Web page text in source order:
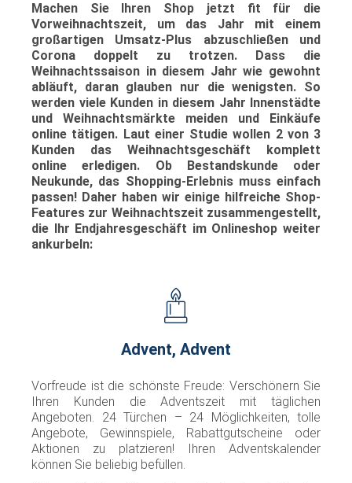
Machen Sie Ihren Shop jetzt fit für die
Vorweihnachtszeit, um das Jahr mit einem
großartigen Umsatz-Plus abzuschließen und
Corona doppelt zu trotzen.
Dass die
Weihnachtssaison in diesem Jahr wie gewohnt
abläuft, daran glauben nur die wenigsten. So
werden viele Kunden in diesem Jahr Innenstädte
und Weihnachtsmärkte meiden und Einkäufe
online tätigen. Laut einer Studie wollen 2 von 3
Kunden das Weihnachtsgeschäft komplett
online erledigen. Ob Bestandskunde oder
Neukunde, das Shopping-Erlebnis muss einfach
passen! Daher haben wir einige hilfreiche Shop-
Features zur Weihnachtszeit zusammengestellt,
die Ihr Endjahresgeschäft im Onlineshop weiter
ankurbeln:
Advent, Advent
Vorfreude ist die schönste Freude: Verschönern Sie
Ihren Kunden die Adventszeit mit täglichen
Angeboten. 24 Türchen – 24 Möglichkeiten, tolle
Angebote, Gewinnspiele, Rabattgutscheine oder
Aktionen zu platzieren! Ihren Adventskalender
können Sie beliebig befüllen.